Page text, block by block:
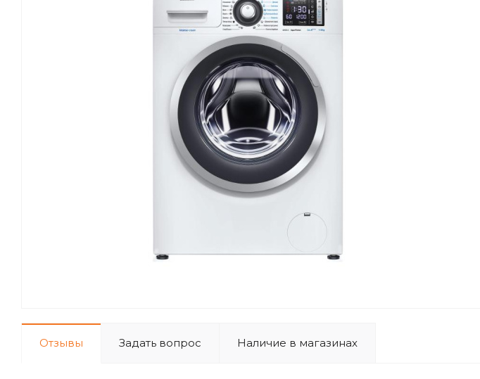
Отзывы Задать вопрос Наличие в магазинах